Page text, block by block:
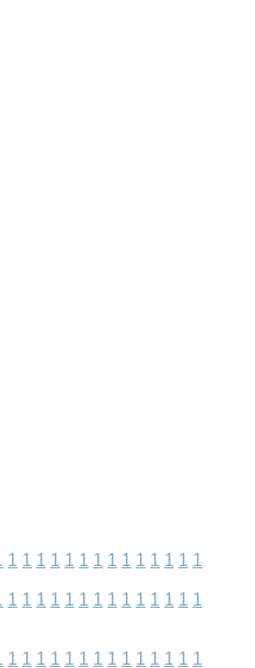
1 1 1 1 1 1 1 1 1 1 1 1 1 1
1 1 1 1 1 1 1 1 1 1 1 1 1 1
1 1 1 1 1 1 1 1 1 1 1 1 1 1